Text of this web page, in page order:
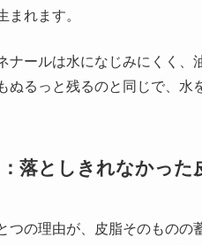
まれます。
ナールは水になじみにくく、
ぬるっと残るのと同じで、水
落としきれなかった
つの理由が、皮脂そのもの